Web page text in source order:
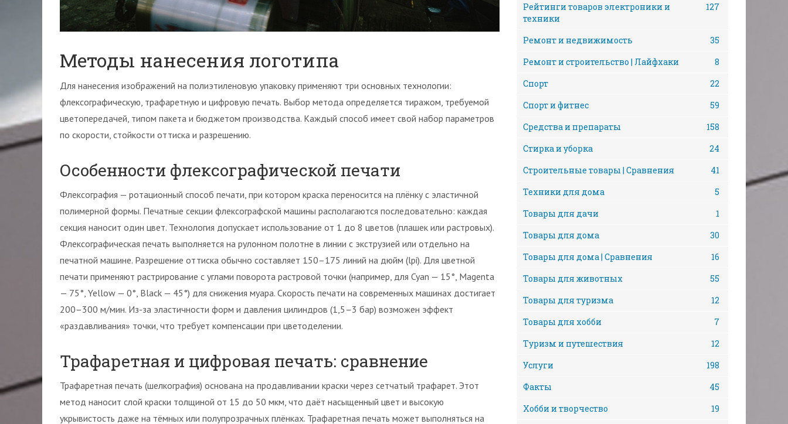
Методы нанесения логотипа
Для нанесения изображений на полиэтиленовую упаковку применяют три основных технологии:
флексографическую, трафаретную и цифровую печать. Выбор метода определяется тиражом, требуемой
цветопередачей, типом пакета и бюджетом производства. Каждый способ имеет свой набор параметров
по скорости, стойкости оттиска и разрешению.
Особенности флексографической печати
Флексография — ротационный способ печати, при котором краска переносится на плёнку с эластичной
полимерной формы. Печатные секции флексографской машины располагаются последовательно: каждая
секция наносит один цвет. Технология допускает использование от 1 до 8 цветов (плашек или растровых).
Флексографическая печать выполняется на рулонном полотне в линии с экструзией или отдельно на
печатной машине. Разрешение оттиска обычно составляет 150–175 линий на дюйм (lpi). Для цветной
печати применяют растрирование с углами поворота растровой точки (например, для Cyan — 15°, Magenta
— 75°, Yellow — 0°, Black — 45°) для снижения муара. Скорость печати на современных машинах достигает
200–300 м/мин. Из-за эластичности форм и давления цилиндров (1,5–3 бар) возможен эффект
«раздавливания» точки, что требует компенсации при цветоделении.
Трафаретная и цифровая печать: сравнение
Трафаретная печать (шелкография) основана на продавливании краски через сетчатый трафарет. Этот
метод наносит слой краски толщиной от 15 до 50 мкм, что даёт насыщенный цвет и высокую
укрывистость даже на тёмных или полупрозрачных плёнках. Трафаретная печать может выполняться на
Рейтинги товаров электроники и
техники
127
Ремонт и недвижимость
35
Ремонт и строительство | Лайфхаки
8
Спорт
22
Спорт и фитнес
59
Средства и препараты
158
Стирка и уборка
24
Строительные товары | Сравнения
41
Техники для дома
5
Товары для дачи
1
Товары для дома
30
Товары для дома | Сравнения
16
Товары для животных
55
Товары для туризма
12
Товары для хобби
7
Туризм и путешествия
12
Услуги
198
Факты
45
Хобби и творчество
19